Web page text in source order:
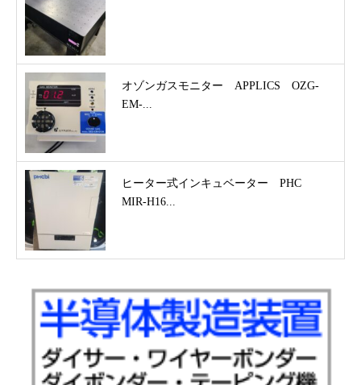
オゾンガスモニター APPLICS OZG-
EM-...
ヒーター式インキュベーター PHC
MIR-H16...